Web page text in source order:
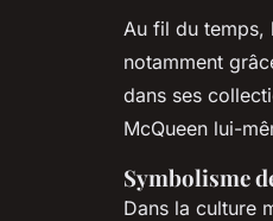
Au fil du temps,
notamment
dans ses
McQueen lui-
Symbolisme
Dans la culture